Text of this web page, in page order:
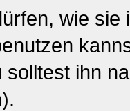
wie
ihn